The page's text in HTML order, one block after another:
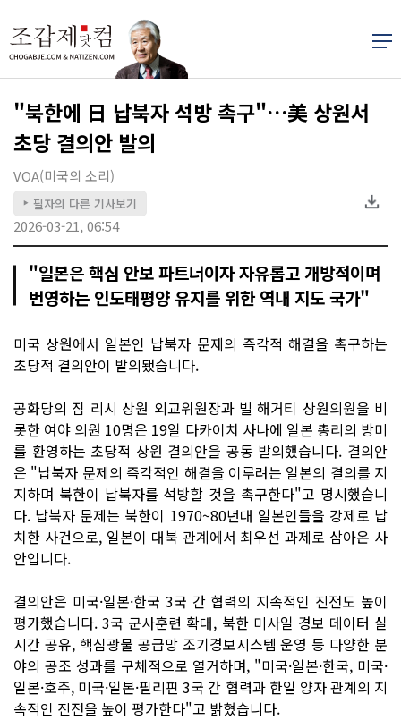
"북한에 日 납북자 석방 촉구"…美 상원서
초당 결의안 발의
VOA(미국의 소리)
▶ 필자의 다른 기사보기
2026-03-21, 06:54
"일본은 핵심 안보 파트너이자 자유롭고 개방적이며
번영하는 인도태평양 유지를 위한 역내 지도 국가"
미국 상원에서 일본인 납북자 문제의 즉각적 해결을 촉구하는
초당적 결의안이 발의됐습니다.
공화당의 짐 리시 상원 외교위원장과 빌 해거티 상원의원을 비
롯한 여야 의원 10명은 19일 다카이치 사나에 일본 총리의 방미
를 환영하는 초당적 상원 결의안을 공동 발의했습니다. 결의안
은 "납북자 문제의 즉각적인 해결을 이루려는 일본의 결의를 지
지하며 북한이 납북자를 석방할 것을 촉구한다"고 명시했습니
다. 납북자 문제는 북한이 1970~80년대 일본인들을 강제로 납
치한 사건으로, 일본이 대북 관계에서 최우선 과제로 삼아온 사
안입니다.
결의안은 미국·일본·한국 3국 간 협력의 지속적인 진전도 높이
평가했습니다. 3국 군사훈련 확대, 북한 미사일 경보 데이터 실
시간 공유, 핵심광물 공급망 조기경보시스템 운영 등 다양한 분
야의 공조 성과를 구체적으로 열거하며, "미국·일본·한국, 미국·
일본·호주, 미국·일본·필리핀 3국 간 협력과 한일 양자 관계의 지
속적인 진전을 높이 평가한다"고 밝혔습니다.